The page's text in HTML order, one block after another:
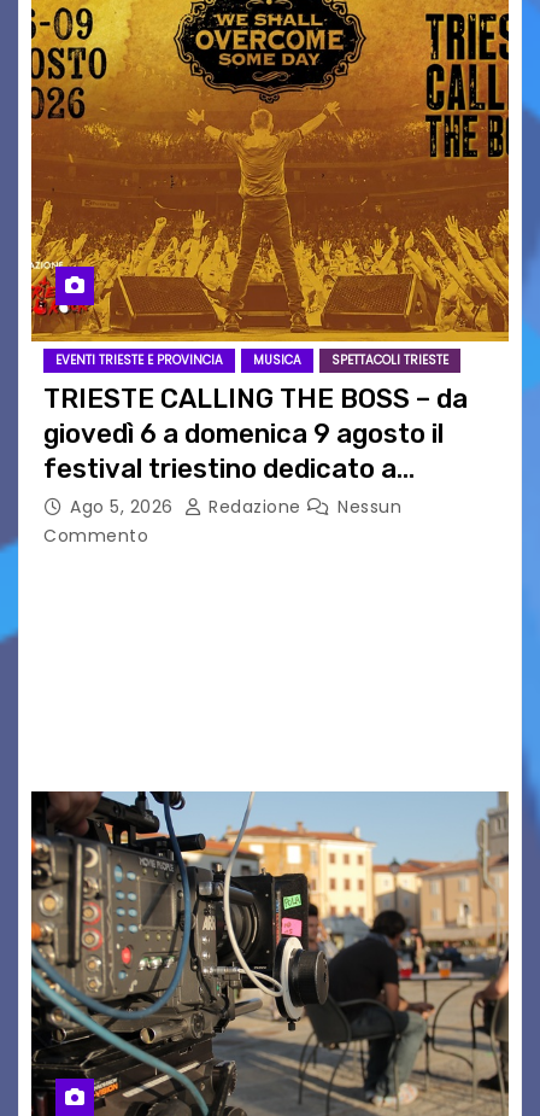
EVENTI TRIESTE E PROVINCIA MUSICA SPETTACOLI TRIESTE
TRIESTE CALLING THE BOSS – da
giovedì 6 a domenica 9 agosto il
festival triestino dedicato a
Springsteen
Ago 5, 2026 Redazione
Nessun
Commento